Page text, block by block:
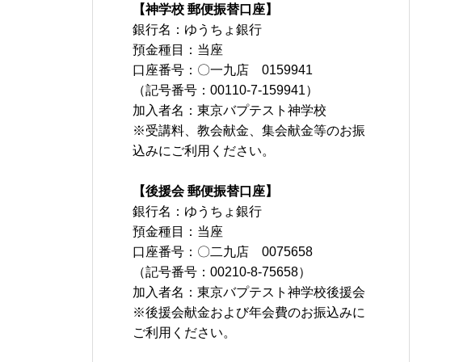
【神学校 郵便振替口座】
銀行名：ゆうちょ銀行
預金種目：当座
口座番号：〇一九店 0159941
（記号番号：00110-7-159941）
加入者名：東京バプテスト神学校
※受講料、教会献金、集会献金等のお振
込みにご利用ください。
【後援会 郵便振替口座】
銀行名：ゆうちょ銀行
預金種目：当座
口座番号：〇二九店 0075658
（記号番号：00210-8-75658）
加入者名：東京バプテスト神学校後援会
※後援会献金および年会費のお振込みに
ご利用ください。